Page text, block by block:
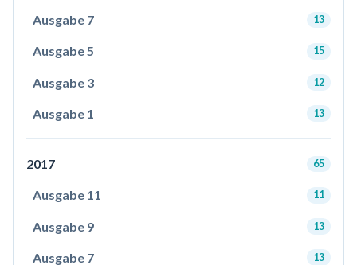
Ausgabe 7 13
Ausgabe 5 15
Ausgabe 3 12
Ausgabe 1 13
2017 65
Ausgabe 11 11
Ausgabe 9 13
Ausgabe 7 13